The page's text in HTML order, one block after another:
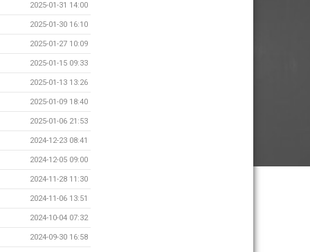
2025-01-31 14:00
2025-01-30 16:10
2025-01-27 10:09
2025-01-15 09:33
2025-01-13 13:26
2025-01-09 18:40
2025-01-06 21:53
2024-12-23 08:41
2024-12-05 09:00
2024-11-28 11:30
2024-11-06 13:51
2024-10-04 07:32
2024-09-30 16:58